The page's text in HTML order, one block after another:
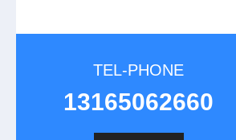
TEL-PHONE
13165062660